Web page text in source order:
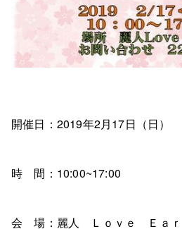
開催日：2019年2月17日（日）
時 間：10:00~17:00
会 場：麗人 Ｌｏｖｅ Ｅａｒ